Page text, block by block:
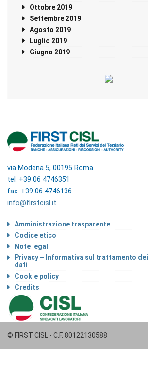
Ottobre 2019
Settembre 2019
Agosto 2019
Luglio 2019
Giugno 2019
via Modena 5, 00195 Roma
tel: +39 06 4746351
fax: +39 06 4746136
info@firstcisl.it
Amministrazione trasparente
Codice etico
Note legali
Privacy – Informativa sul trattamento dei
dati
Cookie policy
Credits
© FIRST CISL - C.F. 80122130588